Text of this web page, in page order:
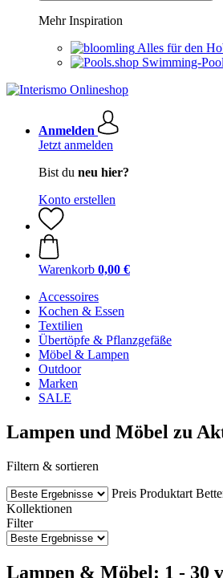
Mehr Inspiration
Alles für den
Swimming-
Anmelden
Jetzt anmelden
Bist du neu hier?
Konto erstellen
Warenkorb 0,00 €
Accessoires
Kochen & Essen
Textilien
Übertöpfe & Pflanzgefäße
Möbel & Lampen
Outdoor
Marken
SALE
Lampen und Möbel zu
Filtern & sortieren
Preis Produktart
Kollektionen
Filter
Lampen & Möbel: 1 - 30